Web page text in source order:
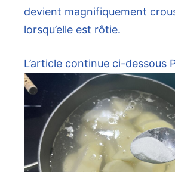
devient magnifiquement
lorsqu’elle est rôtie.
L’article continue ci-dessous